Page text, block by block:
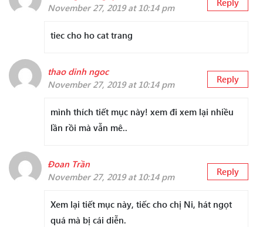
November 27, 2019 at 10:14 pm
Reply
tiec cho ho cat trang
thao dinh ngoc
November 27, 2019 at 10:14 pm
Reply
mình thích tiết mục này! xem đi xem lại nhiều
lần rồi mà vẫn mê..
Đoan Trần
November 27, 2019 at 10:14 pm
Reply
Xem lại tiết mục này, tiếc cho chị Ni, hát ngọt
quá mà bị cái diễn.